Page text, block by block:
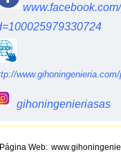
gihoningenieriasas
Página Web